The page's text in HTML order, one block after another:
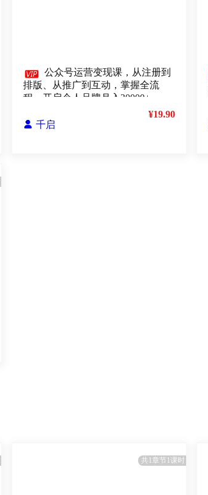
 公众号运营变现课，从注册到
排版、从推广到互动，掌握全流
程，开启个人品牌月入30000+
 千启
¥19.90
共1章节1课时